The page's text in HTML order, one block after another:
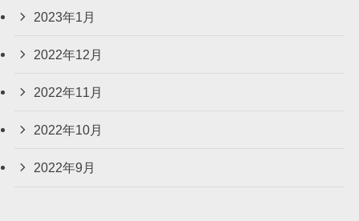
2023年1月
2022年12月
2022年11月
2022年10月
2022年9月